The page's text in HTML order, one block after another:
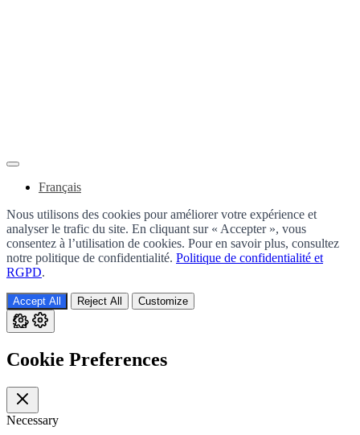
Français
Nous utilisons des cookies pour améliorer votre expérience et
analyser le trafic du site. En cliquant sur « Accepter », vous
consentez à l’utilisation de cookies. Pour en savoir plus, consultez
notre politique de confidentialité. Politique de confidentialité et
RGPD.
Accept All Reject All Customize
Cookie Preferences
Necessary